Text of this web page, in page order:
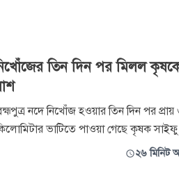
তিন দিন পর মিলল
নদে নিখোঁজ হওয়ার তিন দিন পর
ভাটিতে পাওয়া গেছে কৃষক সাইফুল
ইসলামের (৫৫) লাশ। এর আগে দুই দিন২৬ মিনিট